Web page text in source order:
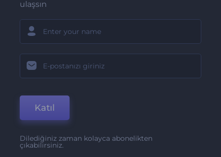
ulaşsın
Katıl
Dilediğiniz zaman kolayca abonelikten
çıkabilirsiniz.